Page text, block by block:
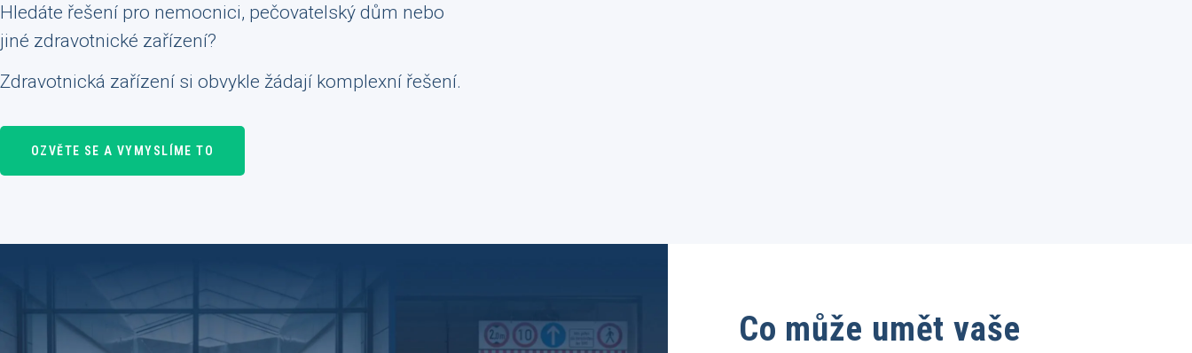
Hledáte řešení pro nemocnici, pečovatelský dům nebo
jiné zdravotnické zařízení?
Zdravotnická zařízení si obvykle žádají komplexní řešení.
OZVĚTE SE A VYMYSLÍME TO
Co může umět vaše